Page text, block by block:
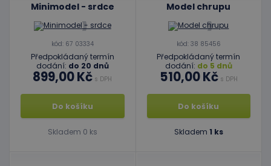
Minimodel - srdce
kód: 67 03334
Předpokládaný termín
dodání: do 20 dnů
899,00 Kč s DPH
Do košíku
Skladem 0 ks
Model chrupu
kód: 38 85456
Předpokládaný termín
dodání: do 5 dnů
510,00 Kčs DPH
Do košíku
Skladem 1 ks